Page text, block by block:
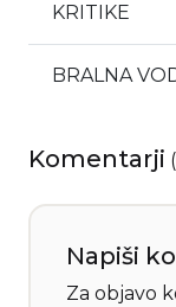
KRITIKE
BRALNA
Komentarji (
Napiši
Za objavo